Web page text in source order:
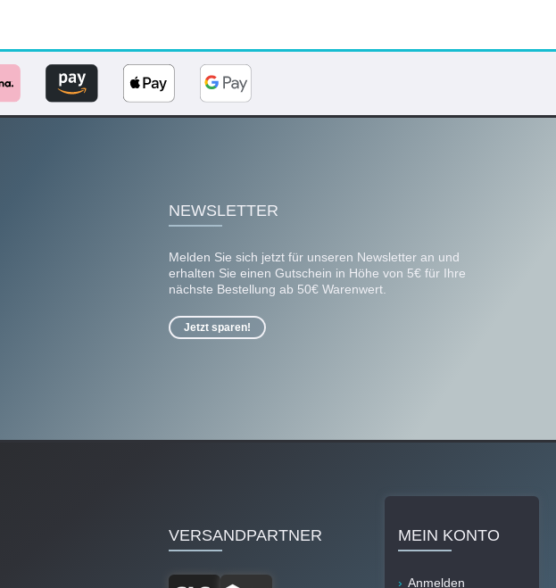
NEWSLETTER
Melden Sie sich jetzt für unseren Newsletter an und
erhalten Sie einen Gutschein in Höhe von 5€ für Ihre
nächste Bestellung ab 50€ Warenwert.
Jetzt sparen!
VERSANDPARTNER MEIN KONTO
Anmelden